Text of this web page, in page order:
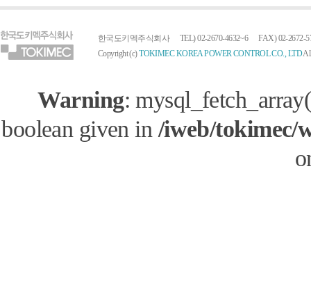
한국도키멕주식회사 TEL) 02-2670-4632~6
FAX) 02-2672-
Copyright (c)TOKIMEC KOREA POWER CONTROL CO., LTD
Warning:
boolean given in /iweb/tokimec/